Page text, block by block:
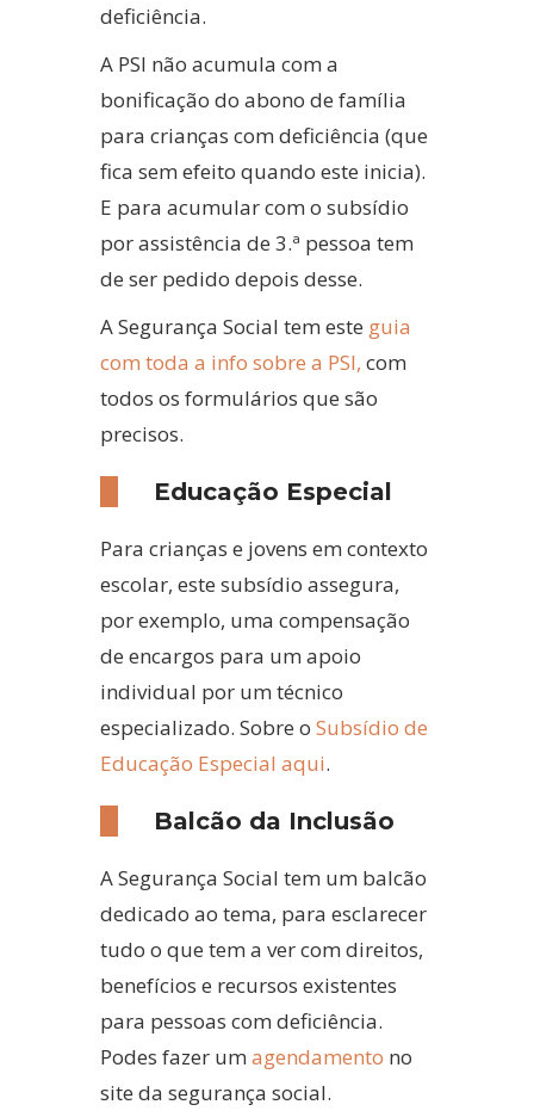
deficiência.
A PSI não acumula com a
bonificação do abono de família
para crianças com deficiência (que
fica sem efeito quando este inicia).
E para acumular com o subsídio
por assistência de 3.ª pessoa tem
de ser pedido depois desse.
A Segurança Social tem este guia
com toda a info sobre a PSI, com
todos os formulários que são
precisos.
Educação Especial
Para crianças e jovens em contexto
escolar, este subsídio assegura,
por exemplo, uma compensação
de encargos para um apoio
individual por um técnico
especializado. Sobre o Subsídio de
Educação Especial aqui.
Balcão da Inclusão
A Segurança Social tem um balcão
dedicado ao tema, para esclarecer
tudo o que tem a ver com direitos,
benefícios e recursos existentes
para pessoas com deficiência.
Podes fazer um agendamento no
site da segurança social.